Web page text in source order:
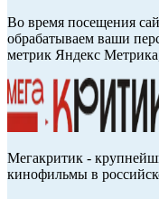
Во время посещения
обрабатываем ваши
метрик Яндекс
Мегакритик -
кинофильмы в